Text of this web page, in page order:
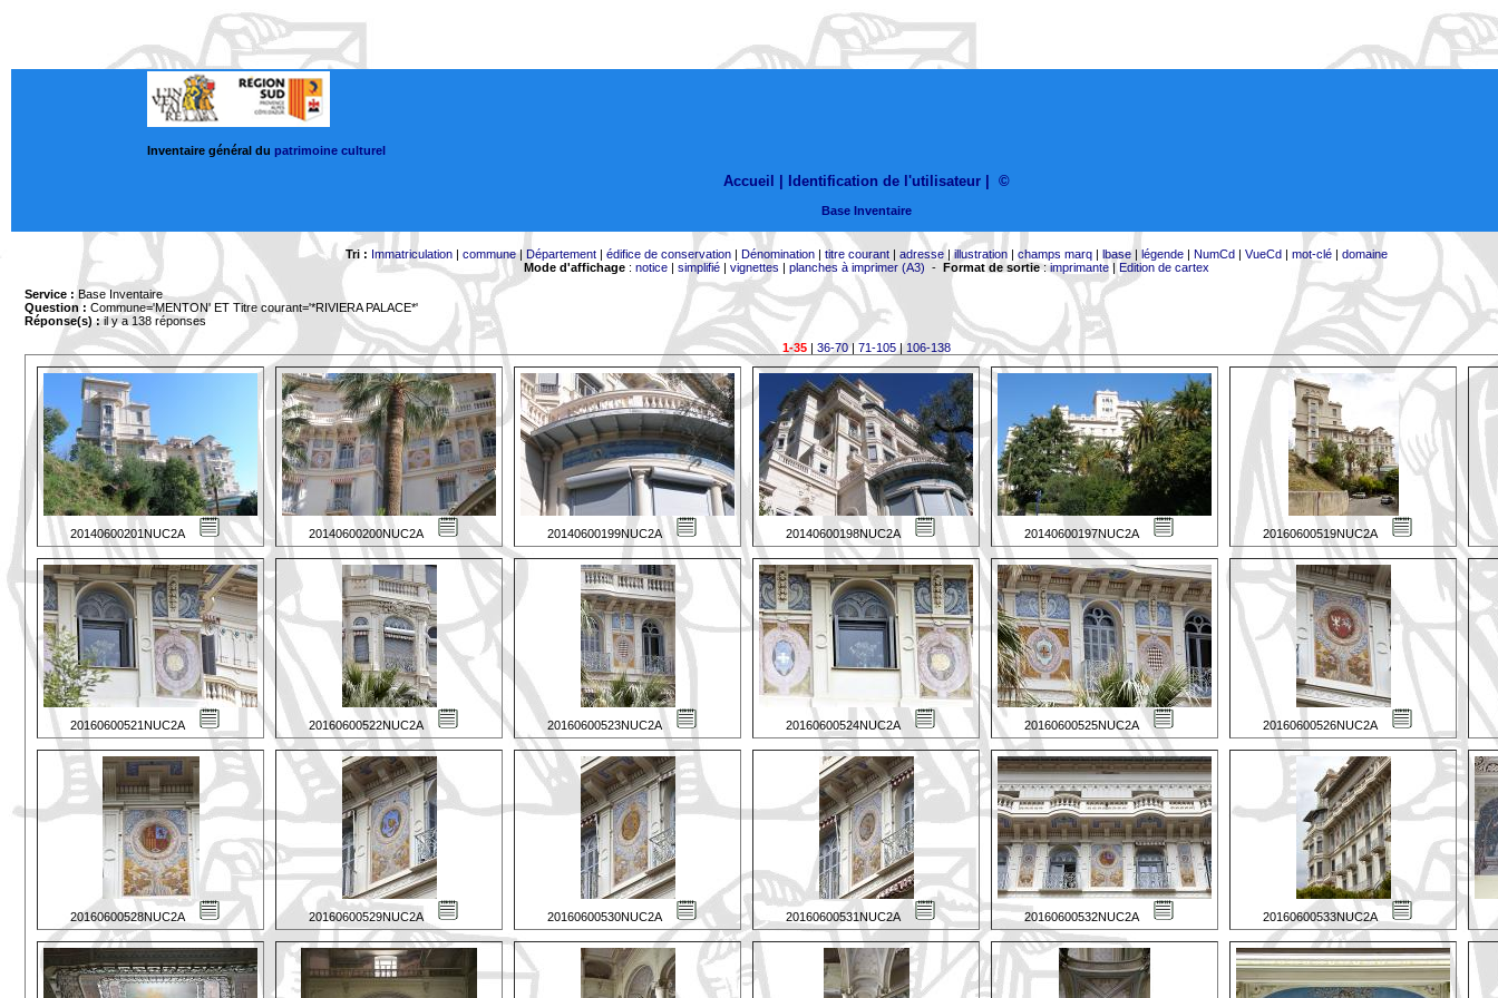
Inventaire général du patrimoine culturel
Accueil | Identification de l'utilisateur ©
Base Inventaire
Tri : Immatriculation| commune| Département| édifice de conservation| Dénomination| titre courant| adresse|illustration| champs marq| lbase| légende| NumCd| VueCd| mot-clé| domaine
Mode d'affichage: notice| simplifié| vignettes | planches à imprimer (A3) - Format de sortie:imprimante| Edition de cartex
Service : Base Inventaire
Question : Commune='MENTON' ET Titre courant='*RIVIERA PALACE*'
Réponse(s) :il y a 138 réponses
1-35| 36-70| 71-105|106-138
20140600201NUC2A 20140600200NUC2A 20140600199NUC2A 20140600198NUC2A 20140600197NUC2A 20160600519NUC2A
20160600521NUC2A 20160600522NUC2A 20160600523NUC2A 20160600524NUC2A 20160600525NUC2A 20160600526NUC2A
20160600528NUC2A 20160600529NUC2A 20160600530NUC2A 20160600531NUC2A 20160600532NUC2A 20160600533NUC2A